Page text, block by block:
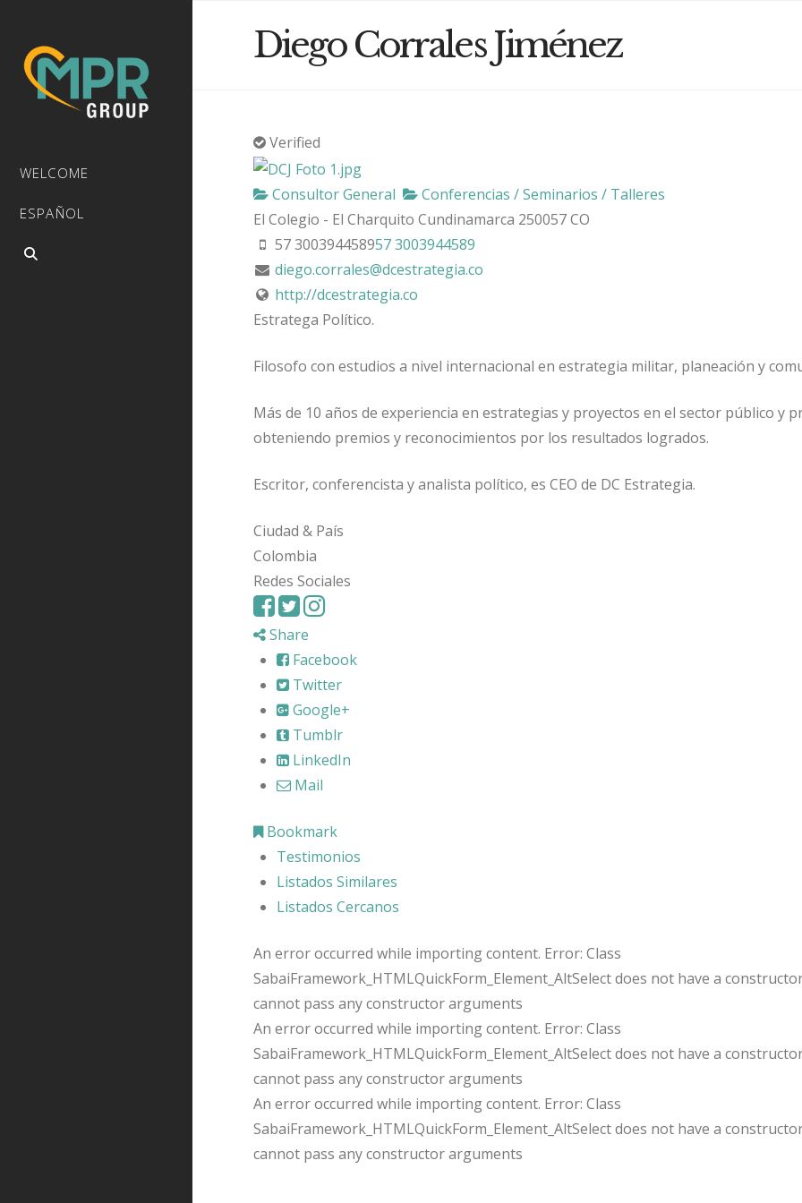
WELCOME
ESPAÑOL
Diego Corrales Jiménez
Verified
Consultor General
Conferencias / Seminarios / Talleres
El Colegio - El Charquito Cundinamarca 250057CO
57 300394458957 3003944589
diego.corrales@dcestrategia.co
http://dcestrategia.co
Estratega Político.
Filosofo con estudios a nivel internacional en estrategia militar, planeación y
Más de 10 años de experiencia en estrategias y proyectos en el sector público y
obteniendo premios y reconocimientos por los resultados logrados.
Escritor, conferencista y analista político, es CEO de DC Estrategia.
Ciudad & País
Colombia
Redes Sociales
Share
Facebook
Twitter
Google+
Tumblr
LinkedIn
Mail
Bookmark
Testimonios
Listados Similares
Listados Cercanos
An error occurred while importing content. Error: Class
SabaiFramework_HTMLQuickForm_Element_AltSelect does not have a
cannot pass any constructor arguments
An error occurred while importing content. Error: Class
SabaiFramework_HTMLQuickForm_Element_AltSelect does not have a
cannot pass any constructor arguments
An error occurred while importing content. Error: Class
SabaiFramework_HTMLQuickForm_Element_AltSelect does not have a
cannot pass any constructor arguments